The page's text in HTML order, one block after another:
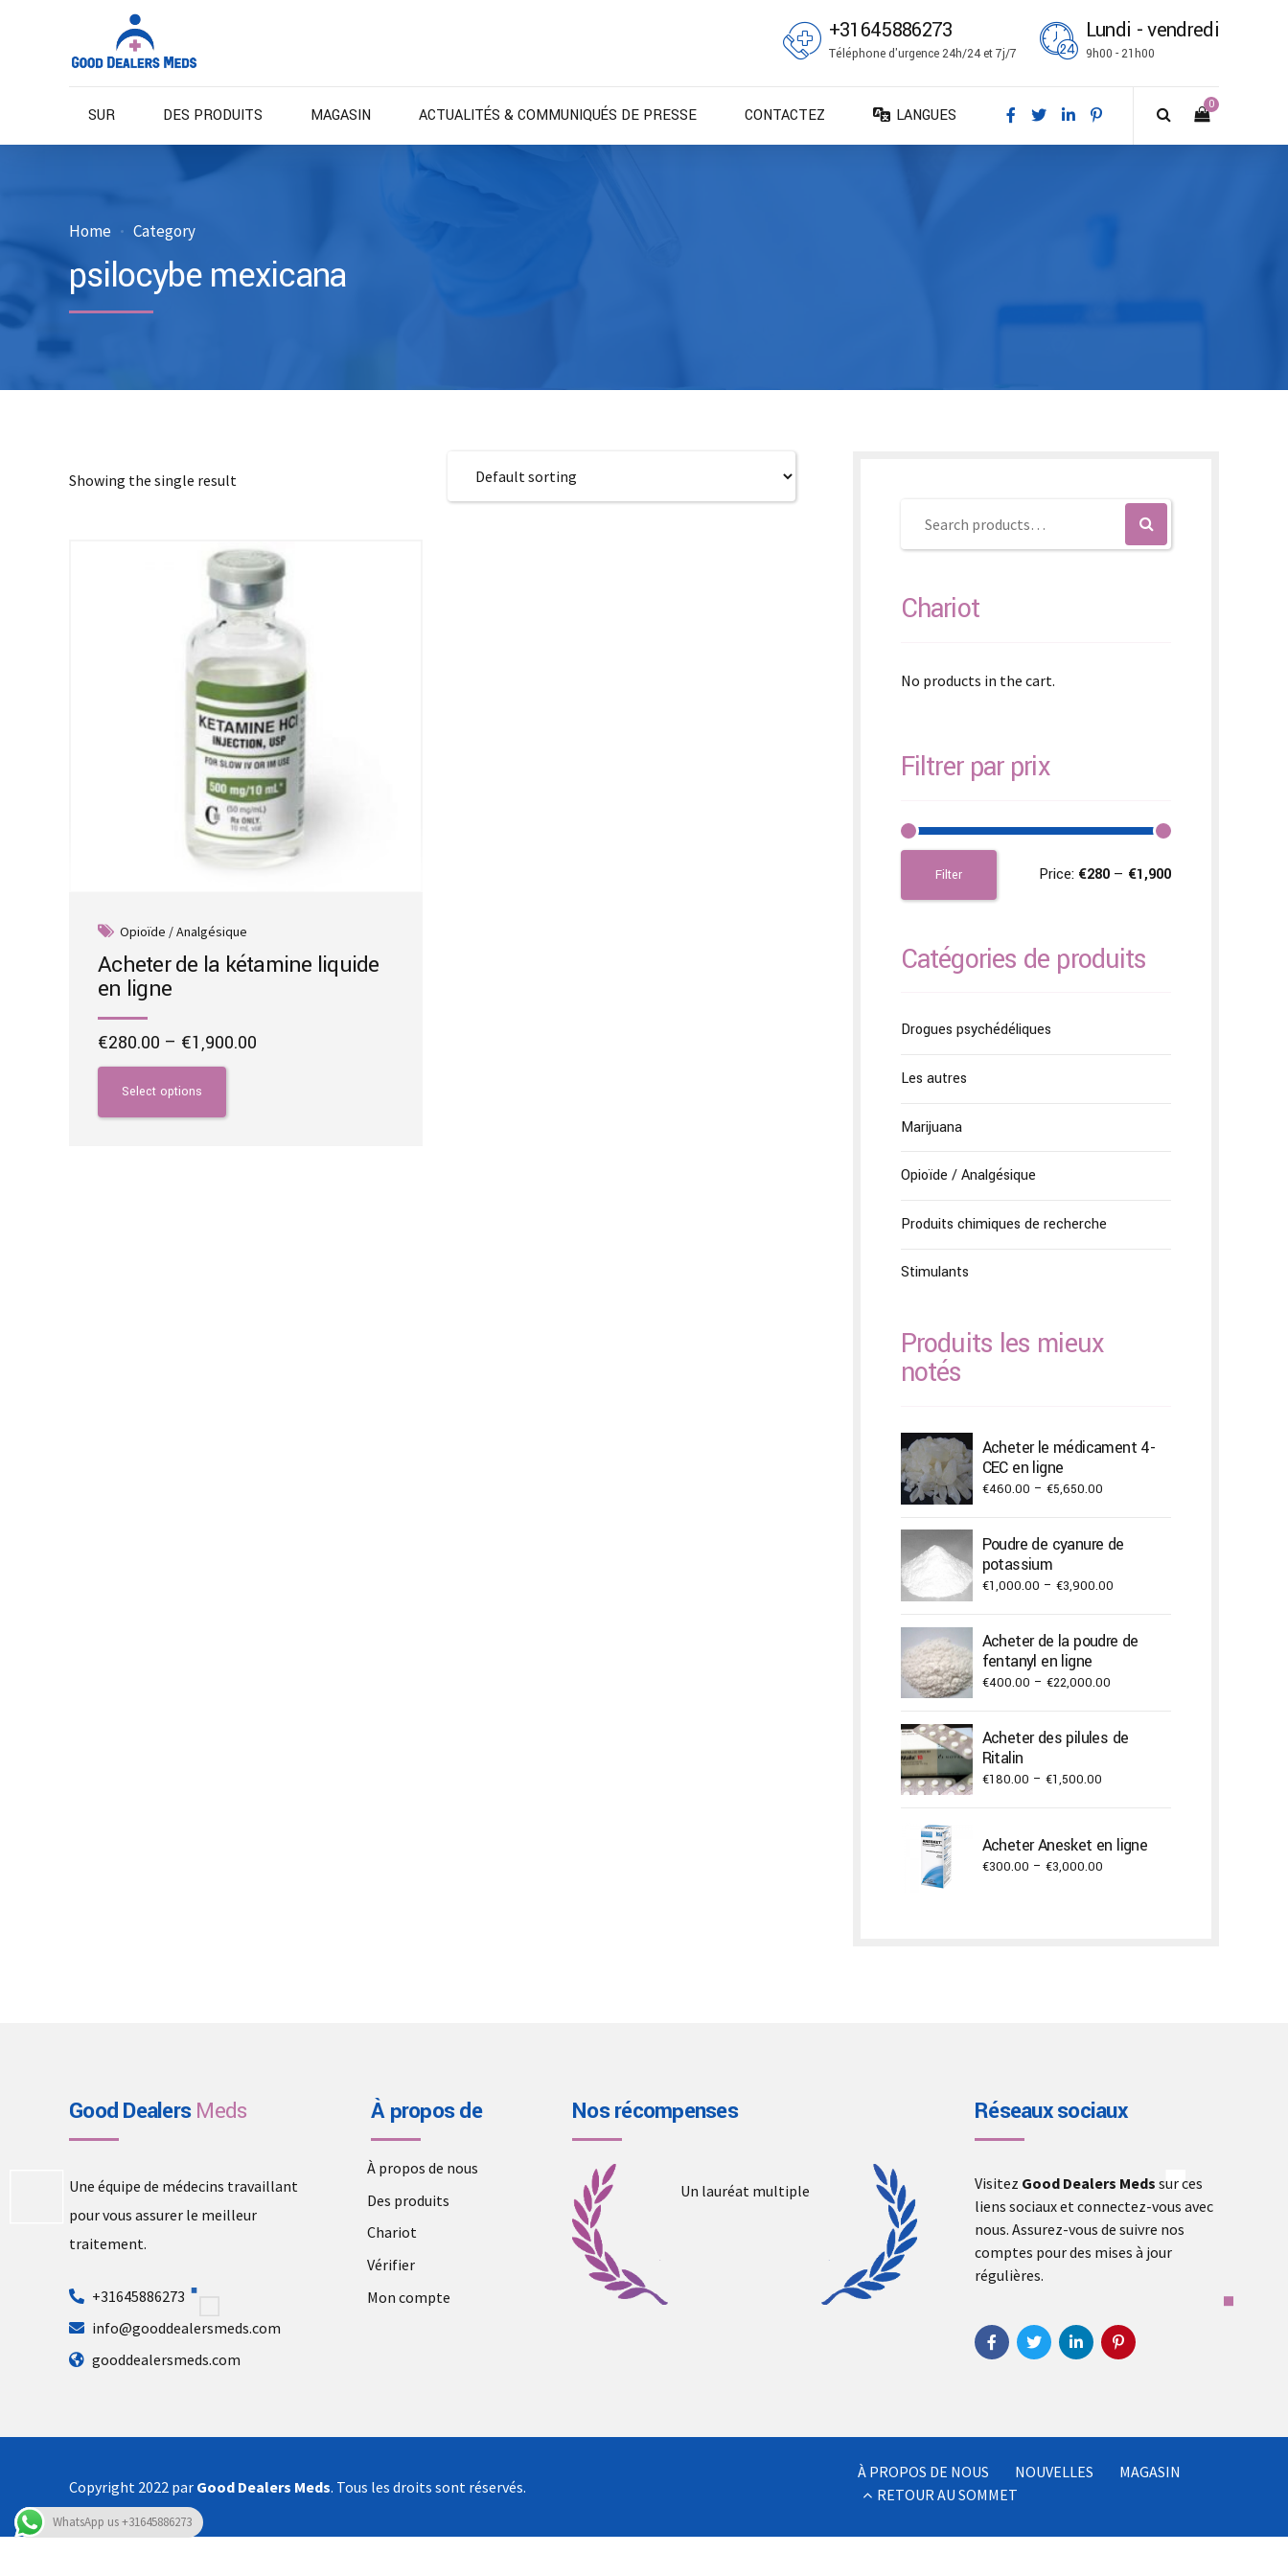
+31645886273
Téléphone d'urgence 24h/24 et 7j/7
Lundi - vendredi
9h00 - 21h00
0
SUR DES PRODUITS MAGASIN ACTUALITÉS & COMMUNIQUÉS DE PRESSE CONTACTEZ
LANGUES
Home Category
psilocybe mexicana
Showing the single result
Opioïde / Analgésique
Acheter de la kétamine liquide
en ligne
€280.00 – €1,900.00
Select options
This
product
has
Chariot
No products in the cart.
Filtrer par prix
Filter Price: €280 — €1,900
Catégories de produits
Drogues psychédéliques
Les autres
Marijuana
Opioïde / Analgésique
Produits chimiques de recherche
Stimulants
Produits les mieux
notés
Acheter le médicament 4-
CEC en ligne
€460.00 – €5,650.00Price
€460.00
€5,650.00
Poudre de cyanure de
potassium
€1,000.00 – €3,900.00Price
€1,000.00
Acheter de la poudre de
fentanyl en ligne
€400.00 – €22,000.00Price
€400.00
Acheter des pilules de
Ritalin
€180.00 – €1,500.00Price
through
€1,500.00
Acheter Anesket en ligne
€300.00 – €3,000.00Price
Good DealersMeds
Une équipe de médecins travaillant
pour vous assurer le meilleur
traitement.
+31645886273
info@gooddealersmeds.com
gooddealersmeds.com
À propos de
À propos de nous
Des produits
Chariot
Vérifier
Mon compte
Nos récompenses
Un lauréat multiple
Réseaux sociaux
Visitez Good Dealers Meds sur ces
liens sociaux et connectez-vous avec
nous. Assurez-vous de suivre nos
comptes pour des mises à jour
régulières.
Copyright 2022 par Good Dealers Meds. Tous les droits sont réservés.
À PROPOS DE NOUS NOUVELLES
MAGASIN
RETOUR AU SOMMET
WhatsApp us +31645886273